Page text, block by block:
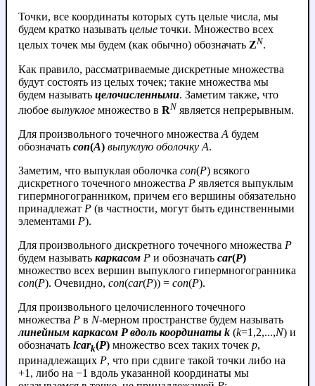
Точки, все координаты которых суть целые числа, мы
будем кратко называть целые точки. Множество всех
целых точек мы будем (как обычно) обозначать ZN.
Как правило, рассматриваемые дискретные множества
будут состоять из целых точек; такие множества мы
будем называть целочисленными. Заметим также, что
любое выпуклое множество в RN является непрерывным.
Для произвольного точечного множества A будем
обозначать con(A) выпуклую оболочку A.
Заметим, что выпуклая оболочка con(P) всякого
дискретного точечного множества P является выпуклым
гипермногогранником, причем его вершины обязательно
принадлежат P (в частности, могут быть единственными
элементами P).
Для произвольного дискретного точечного множества P
будем называть каркасом P и обозначать car(P)
множество всех вершин выпуклого гипермногогранника
con(P). Очевидно, con(car(P)) = con(P).
Для произвольного целочисленного точечного
множества P в N-мерном пространстве будем называть
линейным каркасом P вдоль координаты k (k=1,2,...,N) и
обозначать lcark(P) множество всех таких точек p,
принадлежащих P, что при сдвиге такой точки либо на
+1, либо на −1 вдоль указанной координаты мы